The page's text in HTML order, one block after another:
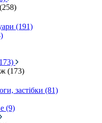
(191)
(173)
застібки (81)
(9)